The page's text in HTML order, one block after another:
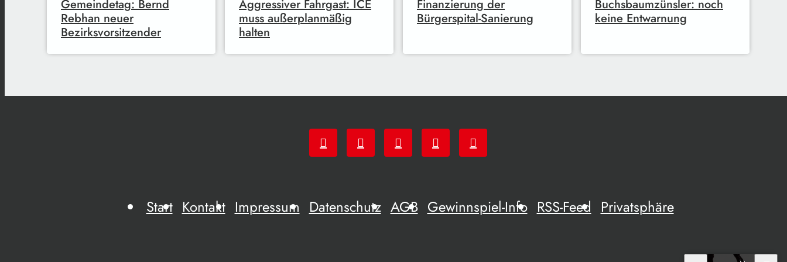
Gemeindetag: Bernd
Rebhan neuer
Bezirksvorsitzender
Aggressiver Fahrgast: ICE
muss außerplanmäßig
halten
Finanzierung der
Bürgerspital-Sanierung
Buchsbaumzünsler: noch
keine Entwarnung
Start Kontakt Impressum Datenschutz AGB Gewinnspiel-Info RSS-Feed Privatsphäre